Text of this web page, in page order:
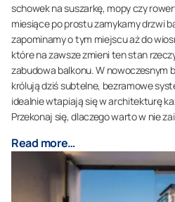
schowek na suszarkę, mopy czy
miesiące po prostu zamykamy drzwi
zapominamy o tym miejscu aż do
które na zawsze zmieni ten stan
zabudowa balkonu. W nowoczesnym
królują dziś subtelne, bezramowe
idealnie wtapiają się w architekturę
Przekonaj się, dlaczego warto w nie
Read more…